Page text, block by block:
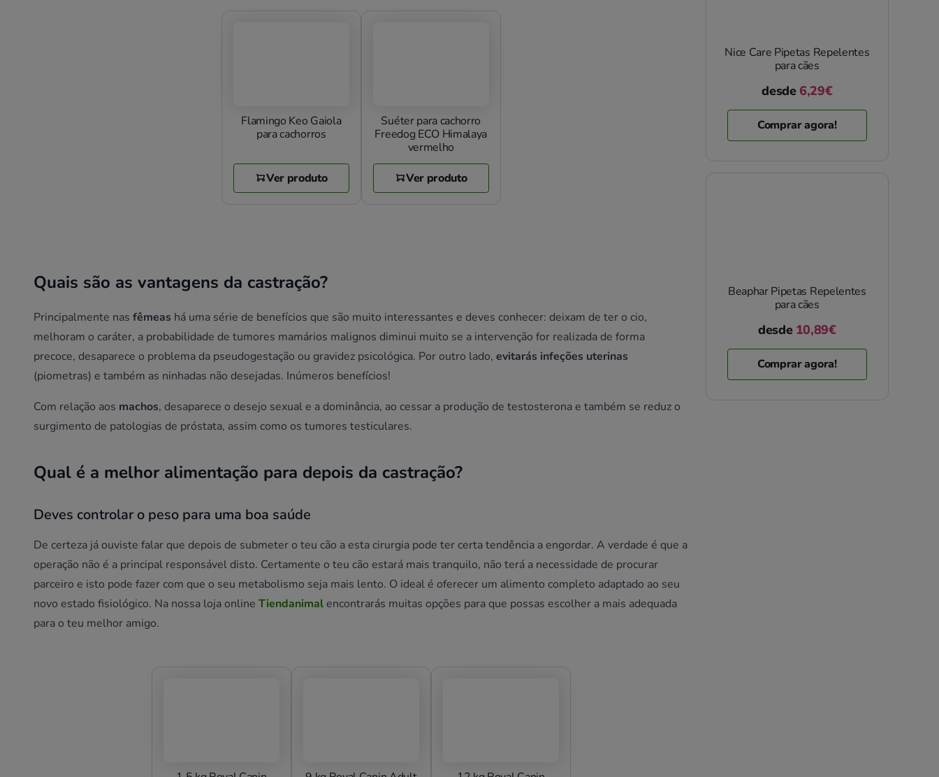
Flamingo Keo Gaiola
para cachorros
Ver produto
Suéter para cachorro
Freedog ECO Himalaya
vermelho
Ver produto
Quais são as vantagens da castração?
Principalmente nas fêmeas há uma série de benefícios que são muito interessantes e deves conhecer: deixam de ter o cio,
melhoram o caráter, a probabilidade de tumores mamários malignos diminui muito se a intervenção for realizada de forma
precoce, desaparece o problema da pseudogestação ou gravidez psicológica. Por outro lado, evitarás infeções uterinas
(piometras) e também as ninhadas não desejadas. Inúmeros benefícios!
Com relação aos machos, desaparece o desejo sexual e a dominância, ao cessar a produção de testosterona e também se reduz o
surgimento de patologias de próstata, assim como os tumores testiculares.
Qual é a melhor alimentação para depois da castração?
Deves controlar o peso para uma boa saúde
De certeza já ouviste falar que depois de submeter o teu cão a esta cirurgia pode ter certa tendência a engordar. A verdade é que a
operação não é a principal responsável disto. Certamente o teu cão estará mais tranquilo, não terá a necessidade de procurar
parceiro e isto pode fazer com que o seu metabolismo seja mais lento. O ideal é oferecer um alimento completo adaptado ao seu
novo estado fisiológico. Na nossa loja online Tiendanimal encontrarás muitas opções para que possas escolher a mais adequada
para o teu melhor amigo.
Nice Care Pipetas Repelentes
para cães
desde 6,29€
Comprar agora!
Beaphar Pipetas Repelentes
para cães
desde 10,89€
Comprar agora!